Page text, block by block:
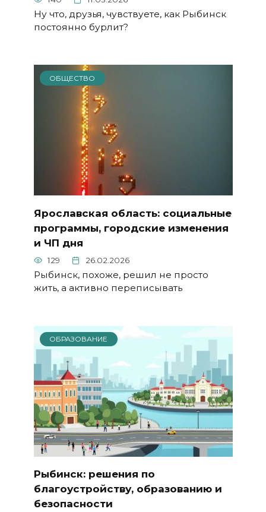
Ну что, друзья, чувствуете, как Рыбинск
постоянно бурлит?
ОБЩЕСТВО
Ярославская область: социальные
программы, городские изменения
и ЧП дня
129 26.02.2026
Рыбинск, похоже, решил не просто
жить, а активно переписывать
ОБРАЗОВАНИЕ
Рыбинск: решения по
благоустройству, образованию и
безопасности